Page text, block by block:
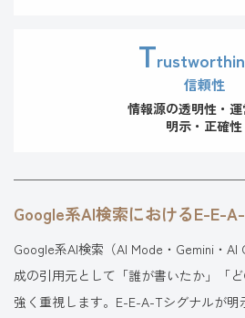
T
信頼性
情報源の透明性・
明示・正確性
Google系AI検索におけるE-E-
Google系AI検索（AI Mode・Gemini・
成の引用元として「誰が書いたか」「
強く重視します。E-E-A-Tシグナルが明